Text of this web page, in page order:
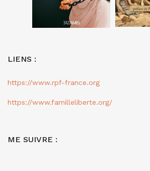
LIENS :
https://www.rpf-france.org
https://www.familleliberte.org/
ME SUIVRE :